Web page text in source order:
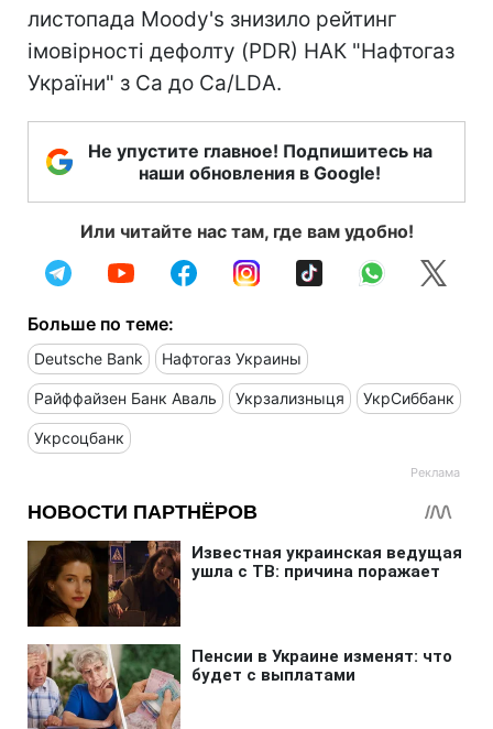
листопада Moody's знизило рейтинг
імовірності дефолту (PDR) НАК "Нафтогаз
України" з Ca до Ca/LDА.
Не упустите главное! Подпишитесь на
наши обновления в Google!
Или читайте нас там, где вам удобно!
Больше по теме:
Deutsche Bank Нафтогаз Украины
Райффайзен Банк Аваль Укрзализныця УкрСиббанк
Укрсоцбанк